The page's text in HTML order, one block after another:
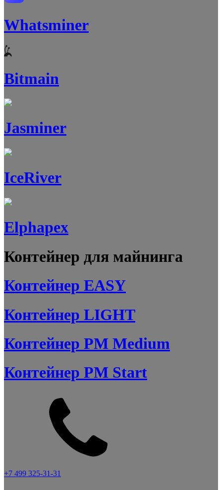
Whatsminer
Bitmain
Jasminer
IceRiver
Elphapex
Контейнер для майнинга
Контейнер EASY
Контейнер LIGHT
Контейнер PM Medium
Контейнер PM Start
+7 499 325-31-31